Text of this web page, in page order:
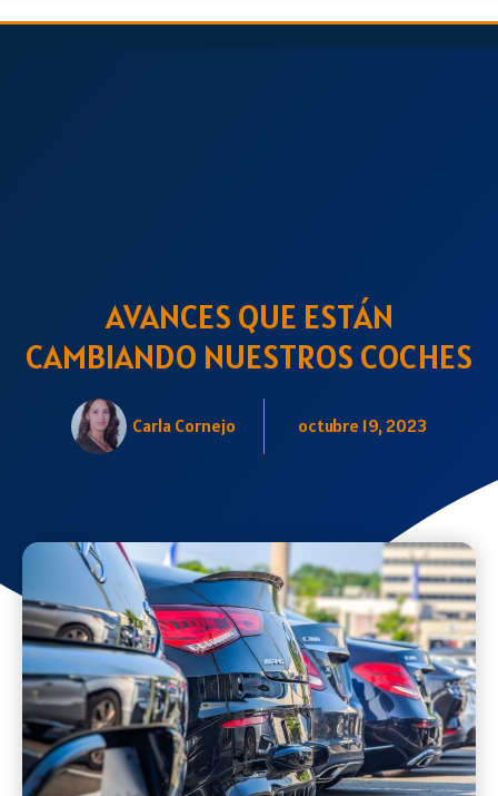
AVANCES QUE ESTÁN
CAMBIANDO NUESTROS COCHES
Carla Cornejo octubre 19, 2023